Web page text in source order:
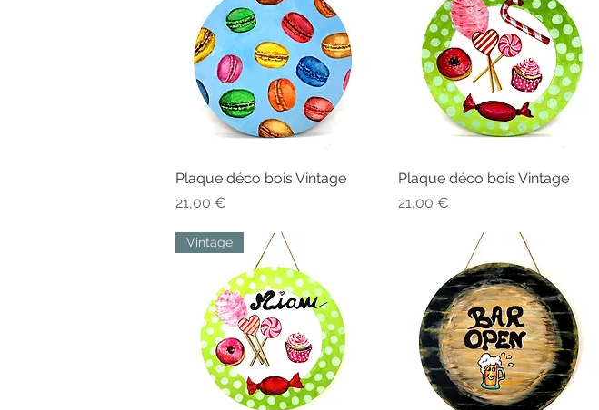
Aperçu rapide
Plaque déco bois Vintage
Prix
21,00 €
Aperçu rapide
Plaque déco bois Vintage
Prix
21,00 €
Vintage